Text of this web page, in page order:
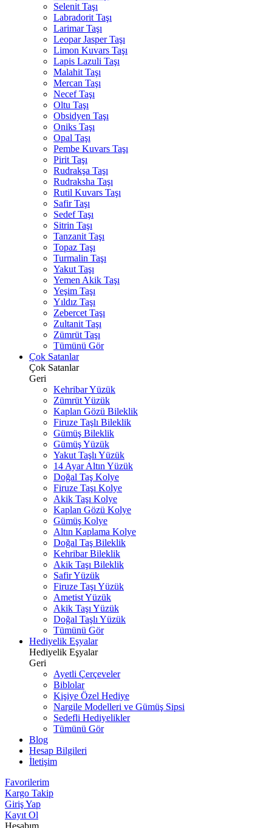
Selenit Taşı
Labradorit Taşı
Larimar Taşı
Leopar Jasper Taşı
Limon Kuvars Taşı
Lapis Lazuli Taşı
Malahit Taşı
Mercan Taşı
Necef Taşı
Oltu Taşı
Obsidyen Taşı
Oniks Taşı
Opal Taşı
Pembe Kuvars Taşı
Pirit Taşı
Rudrakşa Taşı
Rudraksha Taşı
Rutil Kuvars Taşı
Safir Taşı
Sedef Taşı
Sitrin Taşı
Tanzanit Taşı
Topaz Taşı
Turmalin Taşı
Yakut Taşı
Yemen Akik Taşı
Yeşim Taşı
Yıldız Taşı
Zebercet Taşı
Zultanit Taşı
Zümrüt Taşı
Tümünü Gör
Çok Satanlar
Çok Satanlar
Geri
Kehribar Yüzük
Zümrüt Yüzük
Kaplan Gözü Bileklik
Firuze Taşlı Bileklik
Gümüş Bileklik
Gümüş Yüzük
Yakut Taşlı Yüzük
14 Ayar Altın Yüzük
Doğal Taş Kolye
Firuze Taşı Kolye
Akik Taşı Kolye
Kaplan Gözü Kolye
Gümüş Kolye
Altın Kaplama Kolye
Doğal Taş Bileklik
Kehribar Bileklik
Akik Taşı Bileklik
Safir Yüzük
Firuze Taşı Yüzük
Ametist Yüzük
Akik Taşı Yüzük
Doğal Taşlı Yüzük
Tümünü Gör
Hediyelik Eşyalar
Hediyelik Eşyalar
Geri
Ayetli Çerçeveler
Biblolar
Kişiye Özel Hediye
Nargile Modelleri ve Gümüş Sipsi
Sedefli Hediyelikler
Tümünü Gör
Blog
Hesap Bilgileri
İletişim
Favorilerim
Kargo Takip
Giriş Yap
Kayıt Ol
Hesabım